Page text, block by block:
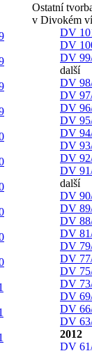
Ostatní
v Divokém
DV
DV
DV
další
DV
DV
DV
DV
DV
DV
DV
DV
další
DV
DV
DV
DV
DV
DV
DV
DV
DV
DV
DV
2012
DV